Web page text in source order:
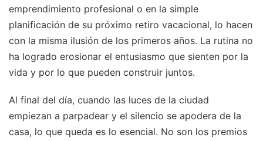
emprendimiento profesional o en la simple
planificación de su próximo retiro vacacional, lo hacen
con la misma ilusión de los primeros años. La rutina no
ha logrado erosionar el entusiasmo que sienten por la
vida y por lo que pueden construir juntos.
Al final del día, cuando las luces de la ciudad
empiezan a parpadear y el silencio se apodera de la
casa, lo que queda es lo esencial. No son los premios